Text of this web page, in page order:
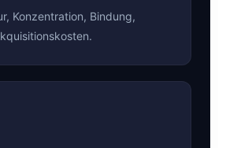
Konzentration, Bindung,